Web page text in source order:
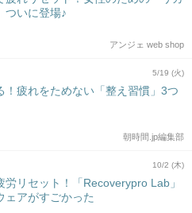
ついに登場♪
アンジェ web shop
5/19 (火)
！疲れをためない「整え習慣」3つ
朝時間.jp編集部
10/2 (木)
労リセット！「Recoverypro Lab」
ェアがすごかった